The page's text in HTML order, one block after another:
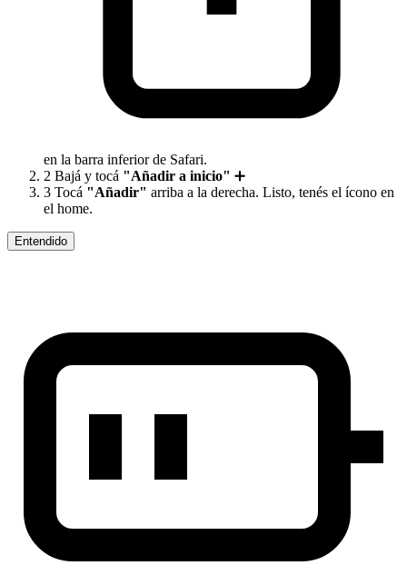
en la barra inferior de Safari.
2 Bajá y tocá "Añadir a inicio" ➕
3 Tocá "Añadir" arriba a la derecha. Listo, tenés el ícono en
el home.
Entendido